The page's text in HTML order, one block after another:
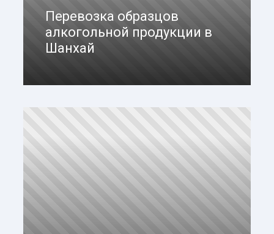
Перевозка образцов
алкогольной продукции в
Шанхай